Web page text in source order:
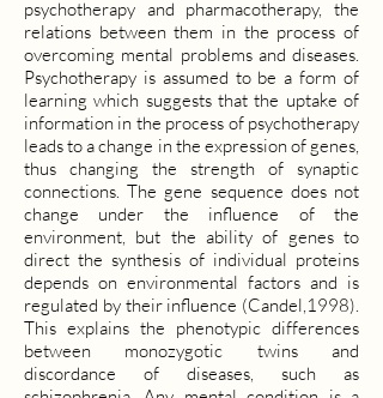
psychotherapy and pharmacotherapy, the
relations between them in the process of
overcoming mental problems and diseases.
Psychotherapy is assumed to be a form of
learning which suggests that the uptake of
information in the process of psychotherapy
leads to a change in the expression of genes,
thus changing the strength of synaptic
connections. The gene sequence does not
change under the influence of the
environment, but the ability of genes to
direct the synthesis of individual proteins
depends on environmental factors and is
regulated by their influence (Candel,1998).
This explains the phenotypic differences
between monozygotic twins and
discordance of diseases, such as